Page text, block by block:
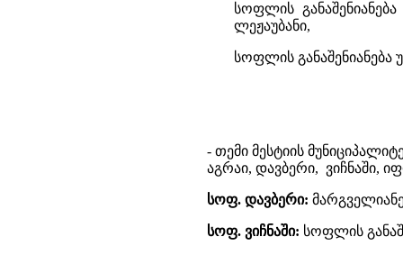
სოფლის
ლეჟაუბანი,
სოფლის განაშენიანება
- თემი მესტიის
აგრაი, დავბერი,
სოფ. დავბერი:
სოფ. ვიჩნაში: სოფლის